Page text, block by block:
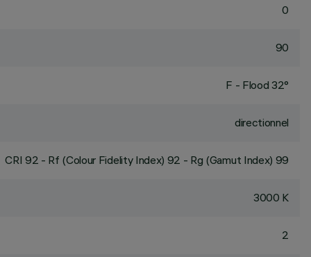
0
90
F - Flood 32°
directionnel
CRI 92 - Rf (Colour Fidelity Index) 92 - Rg (Gamut Index) 99
3000 K
2